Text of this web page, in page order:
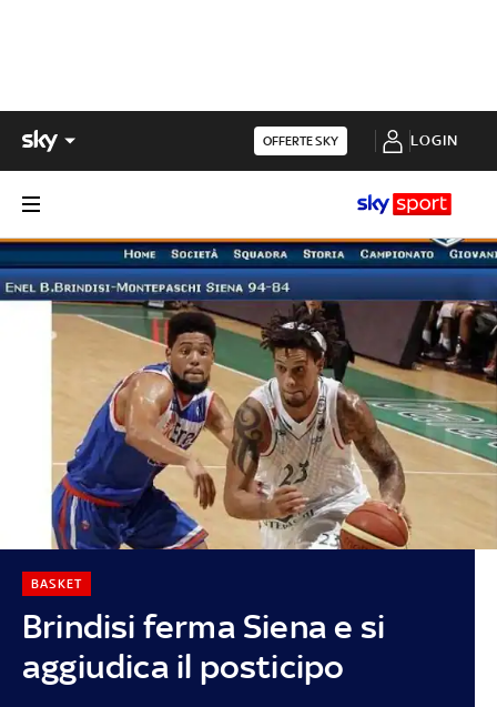
OFFERTE SKY LOGIN
Brindisi ferma Siena e si
aggiudica il posticipo
BASKET